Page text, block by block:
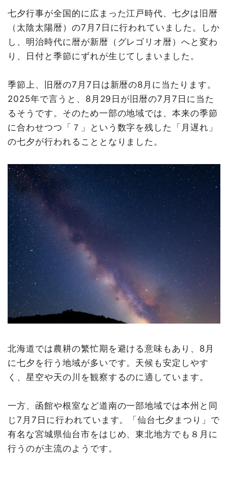
七夕行事が全国的に広まった江戸時代、七夕は旧暦
（太陰太陽暦）の7月7日に行われていました。しか
し、明治時代に暦が新暦（グレゴリオ暦）へと変わ
り、日付と季節にずれが生じてしまいました。
季節上、旧暦の7月7日は新暦の8月に当たります。
2025年で言うと、8月29日が旧暦の7月7日に当た
るそうです。そのため一部の地域では、本来の季節
に合わせつつ「７」という数字を残した「月遅れ」
の七夕が行われることとなりました。
北海道では農耕の繁忙期を避ける意味もあり、8月
に七夕を行う地域が多いです。天候も安定しやす
く、星空や天の川を観察するのに適しています。
一方、函館や根室など道南の一部地域では本州と同
じ7月7日に行われています。「仙台七夕まつり」で
有名な宮城県仙台市をはじめ、東北地方でも８月に
行うのが主流のようです。